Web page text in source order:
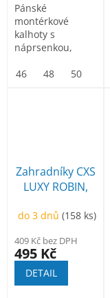
Pánské
montérkové
kalhoty s
náprsenkou,
zip, pas vzadu do
46 48 50
Zahradníky CXS
LUXY ROBIN,
pánské, modro-
do 3 dnů(158 ks)
409 Kč bez DPH
495 Kč
DETAIL